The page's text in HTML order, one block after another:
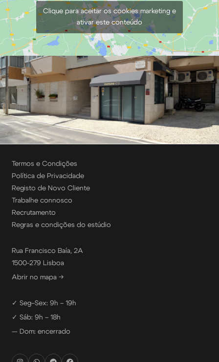
Clique para aceitar os cookies marketing e
ativar este conteúdo
Termos e Condições
Política de Privacidade
Registo de Novo Cliente
Trabalhe connosco
Recrutamento
Regras e condições do estúdio
Rua Francisco Baía, 2A
1500-279 Lisboa
Abrir no mapa →
✓ Seg–Sex: 9h – 19h
✓ Sáb: 9h – 18h
— Dom: encerrado